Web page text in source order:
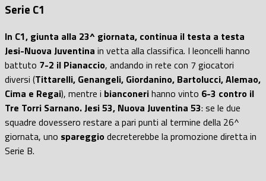
Serie C1
In C1, giunta alla 23^ giornata, continua il testa a testa
Jesi-Nuova Juventina in vetta alla classifica. I leoncelli hanno
battuto 7-2 il Pianaccio, andando in rete con 7 giocatori
diversi (Tittarelli, Genangeli, Giordanino, Bartolucci, Alemao,
Cima e Regai), mentre i bianconerihanno vinto 6-3 contro il
Tre Torri Sarnano.Jesi 53, Nuova Juventina 53: se le due
squadre dovessero restare a pari punti al termine della 26^
giornata, uno spareggiodecreterebbe la promozione diretta in
Serie B.